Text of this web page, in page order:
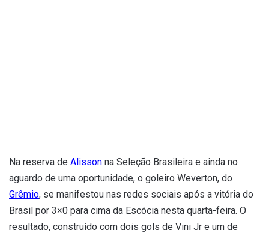
Na reserva de Alisson na Seleção Brasileira e ainda no
aguardo de uma oportunidade, o goleiro Weverton, do
Grêmio, se manifestou nas redes sociais após a vitória do
Brasil por 3×0 para cima da Escócia nesta quarta-feira. O
resultado, construído com dois gols de Vini Jr e um de